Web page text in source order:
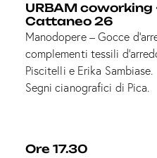
URBAM coworking
Cattaneo 26
Manodopere – Gocce
complementi tessili
Piscitelli e Erika Sambiase.
Segni cianografici di Pica.
Ore 17.30